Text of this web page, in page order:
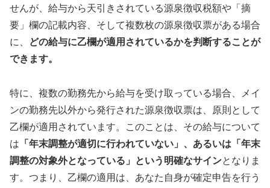
せんが、給与から天引きされている源泉徴収税額や「摘
要」欄の記載内容、そして複数枚の源泉徴収票がある場合
に、
どの給与に乙欄が適用されているかを判断することが
できます。
特に、複数の勤務先から給与を受け取っている場合、メイ
ンの勤務先以外から発行された源泉徴収票は、原則として
乙欄が適用されています。このことは、その給与について
は 「年末調整が適切に行われていない」、あるいは「年末
調整の対象外となっている」という明確なサインとなりま
す。つまり、乙欄の適用は、あなた自身が確定申告を行う